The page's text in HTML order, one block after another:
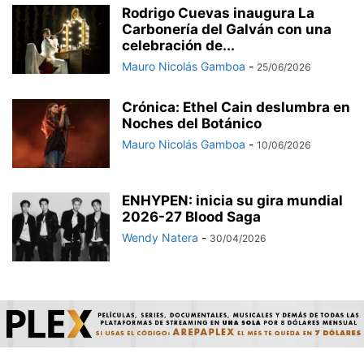
Rodrigo Cuevas inaugura La
Carbonería del Galván con una
celebración de...
Mauro Nicolás Gamboa - 25/06/2026
Crónica: Ethel Cain deslumbra en
Noches del Botánico
Mauro Nicolás Gamboa - 10/06/2026
ENHYPEN: inicia su gira mundial
2026-27 Blood Saga
Wendy Natera - 30/04/2026